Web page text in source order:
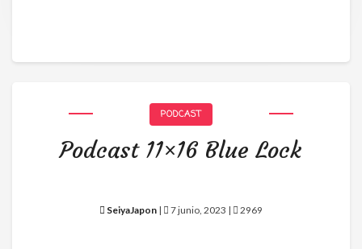
PODCAST
Podcast 11×16 Blue Lock
SeiyaJapon | 7 junio, 2023 | 2969